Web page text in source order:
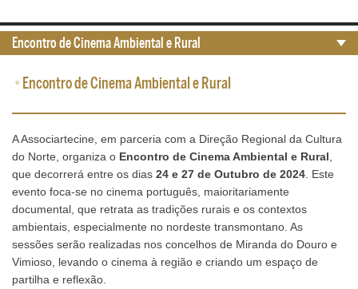
• Encontro de Cinema Ambiental e Rural
A Associartecine, em parceria com a Direção Regional da Cultura
do Norte, organiza o Encontro de Cinema Ambiental e Rural
que decorrerá entre os dias 24 e 27 de Outubro de 2024 . Este
evento foca-se no cinema português, maioritariamente
documental, que retrata as tradições rurais e os contextos
ambientais, especialmente no nordeste transmontano. As
sessões serão realizadas nos concelhos de Miranda do Douro e
Vimioso, levando o cinema à região e criando um espaço de
partilha e reflexão.
Encontro de Cinema Ambiental e Rural